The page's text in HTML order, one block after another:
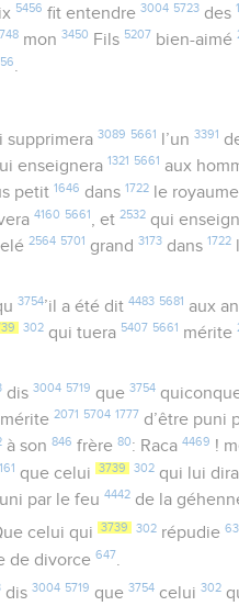
5456 fit entendre 3004 5723des
mon3450 Fils 5207 bien-aimé
.
supprimera 3089 5661 l’un 3391
enseignera 1321 5661 aux
petit1646 dans1722 le
4160 5661 , et2532 qui
2564 5701 grand3173 dans 1722
3754’il a été dit 4483 5681 aux
302 qui tuera 5407 5661 mérite
dis 3004 5719 que 3754
mérite2071 5704 1777 d’être puni
à son846 frère80: Raca4469 !
que celui 3739 302 qui lui
par le feu4442 de la
celui qui 3739 302répudie
de divorce647
dis 3004 5719 que 3754celui 302